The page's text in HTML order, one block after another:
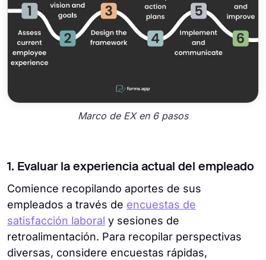
Marco de EX en 6 pasos
1. Evaluar la experiencia actual del empleado
Comience recopilando aportes de sus
empleados a través de encuestas de
satisfacción laboral y sesiones de
retroalimentación. Para recopilar perspectivas
diversas, considere encuestas rápidas,